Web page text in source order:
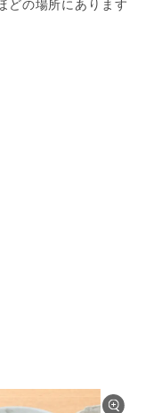
どの場所にあります